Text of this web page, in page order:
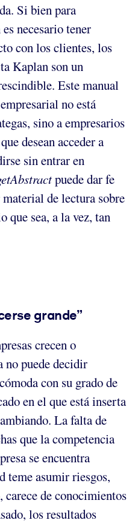
Si bien para
necesario tener
con los clientes, los
Kaplan son un
Este manual
no está
sino a empresarios
desean acceder a
sin entrar en
puede dar fe
de lectura sobre
que sea, a la vez, tan
grande”
crecen o
no puede decidir
con su grado de
en el que está inserta
La falta de
que la competencia
se encuentra
teme asumir riesgos,
carece de conocimientos
los resultados